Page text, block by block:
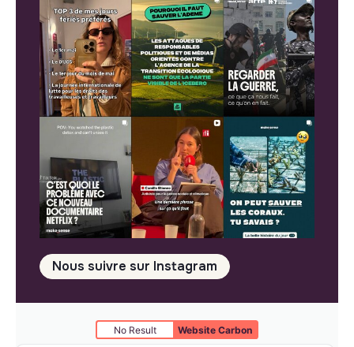
Nous suivre sur Instagram
No Result Website Carbon